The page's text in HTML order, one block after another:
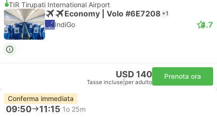
TIR Tirupati International Airport
Economy | Volo #6E7208 +1
IndiGo 4.7
USD 140
Tasse incluse per adulto
Prenota ora
Conferma immediata
09:50 11:15 1o 25m